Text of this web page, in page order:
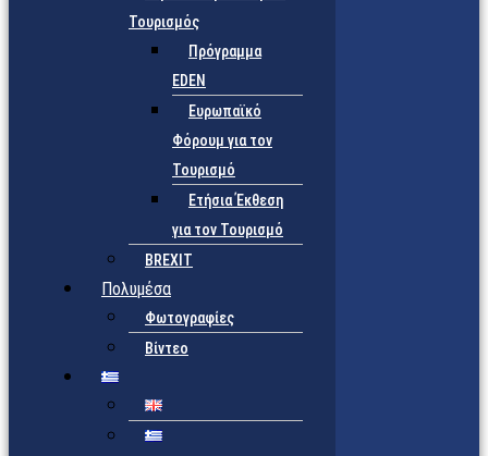
Τουρισμός
Πρόγραμμα
EDEN
Ευρωπαϊκό
Φόρουμ για τον
Τουρισμό
Ετήσια Έκθεση
για τον Τουρισμό
BREXIT
Πολυμέσα
Φωτογραφίες
Βίντεο